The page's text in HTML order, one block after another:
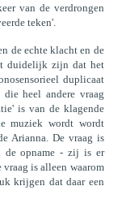
van de verdrongen
teken'.
de echte klacht en de
duidelijk zijn dat het
duplicaat
heel andere vraag
is van de klagende
muziek wordt wordt
Arianna. De vraag is
de opname - zij is er
is alleen waarom
krijgen dat daar een